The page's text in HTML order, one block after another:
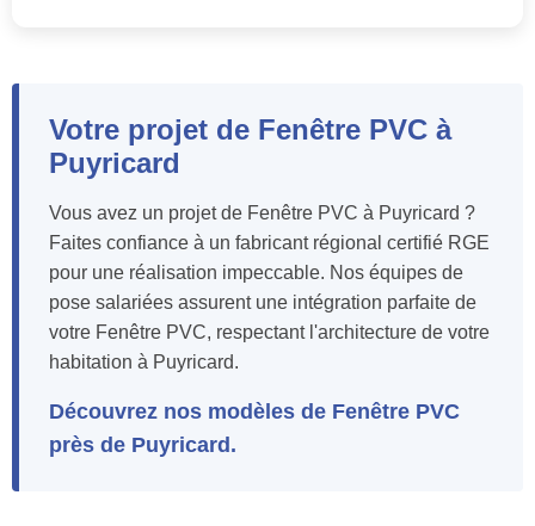
Votre projet de Fenêtre PVC à
Puyricard
Vous avez un projet de Fenêtre PVC à Puyricard ?
Faites confiance à un fabricant régional certifié RGE
pour une réalisation impeccable. Nos équipes de
pose salariées assurent une intégration parfaite de
votre Fenêtre PVC, respectant l'architecture de votre
habitation à Puyricard.
Découvrez nos modèles de Fenêtre PVC
près de Puyricard.